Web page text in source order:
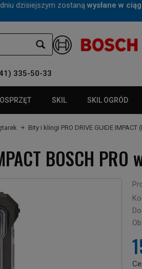
dzisiejszym zostaną wysłane w
335-50-33
SKIL SKIL OGRÓD
Bity i klingi PRO DRIVE GUIDE IMPACT
BOSCH PRO